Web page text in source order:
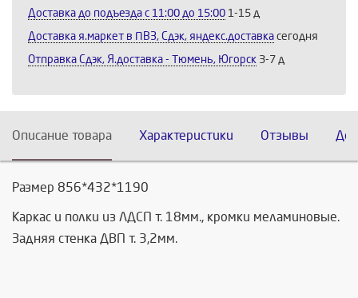
Доставка до подъезда c 11:00 до 15:00 1-15 д
Доставка я.маркет в ПВЗ, Сдэк, яндекс.доставка сегодня
Отправка Сдэк, Я.доставка - Тюмень, Югорск 3-7 д
Описание товара Характеристики Отзывы
Размер 856*432*1190
Каркас и полки из ЛДСП т. 18мм., кромки меламиновые.
Задняя стенка ДВП т. 3,2мм.